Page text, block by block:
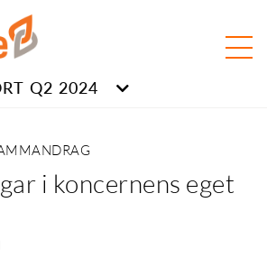
Q2 2024
i koncernens eget